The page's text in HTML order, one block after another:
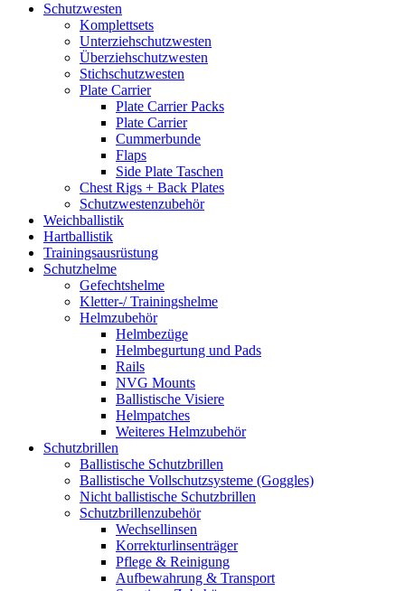
Schutzwesten
Komplettsets
Unterziehschutzwesten
Überziehschutzwesten
Stichschutzwesten
Plate Carrier
Plate Carrier Packs
Plate Carrier
Cummerbunde
Flaps
Side Plate Taschen
Chest Rigs + Back Plates
Schutzwestenzubehör
Weichballistik
Hartballistik
Trainingsausrüstung
Schutzhelme
Gefechtshelme
Kletter-/ Trainingshelme
Helmzubehör
Helmbezüge
Helmbegurtung und Pads
Rails
NVG Mounts
Ballistische Visiere
Helmpatches
Weiteres Helmzubehör
Schutzbrillen
Ballistische Schutzbrillen
Ballistische Vollschutzsysteme (Goggles)
Nicht ballistische Schutzbrillen
Schutzbrillenzubehör
Wechsellinsen
Korrekturlinsenträger
Pflege & Reinigung
Aufbewahrung & Transport